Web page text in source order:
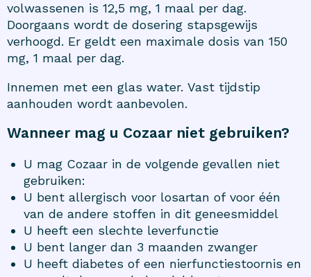
volwassenen is 12,5 mg, 1 maal per dag.
Doorgaans wordt de dosering stapsgewijs
verhoogd. Er geldt een maximale dosis van 150
mg, 1 maal per dag.
Innemen met een glas water. Vast tijdstip
aanhouden wordt aanbevolen.
Wanneer mag u Cozaar niet gebruiken?
U mag Cozaar in de volgende gevallen niet
gebruiken:
U bent allergisch voor losartan of voor één
van de andere stoffen in dit geneesmiddel
U heeft een slechte leverfunctie
U bent langer dan 3 maanden zwanger
U heeft diabetes of een nierfunctiestoornis en